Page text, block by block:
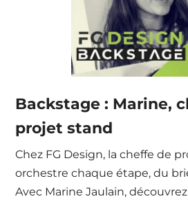
Backstage : Marine,
projet stand
Chez FG Design, la cheffe de
orchestre chaque étape, du
Avec Marine Jaulain,